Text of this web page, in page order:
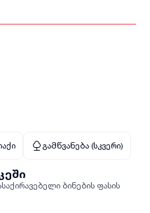
გამწვანება (სკვერი)
ბინების ფასის